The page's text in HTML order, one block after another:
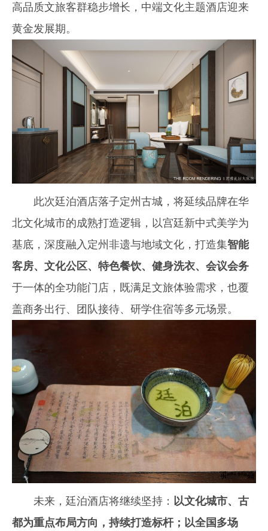
高品质文旅客群稳步增长，中端文化主题酒店迎来
黄金发展期。
此次廷泊酒店落子定州古城，将延续品牌在华
北文化城市的成熟打造逻辑，以宫廷新中式美学为
基底，深度融入定州非遗与地域文化，打造集智能
客房、文化公区、特色餐饮、健身洗衣、会议会务
于一体的全功能门店，既满足文旅体验需求，也覆
盖商务出行、团队接待、研学住宿等多元场景。
未来，廷泊酒店将继续坚持： 以文化城市、古
都为重点布局方向，持续打造标杆；以全国多场